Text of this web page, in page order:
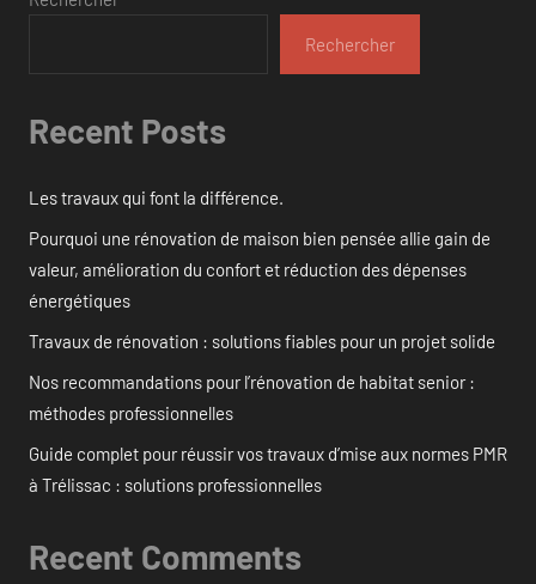
Rechercher
Recent Posts
Les travaux qui font la différence.
Pourquoi une rénovation de maison bien pensée allie gain de
valeur, amélioration du confort et réduction des dépenses
énergétiques
Travaux de rénovation : solutions fiables pour un projet solide
Nos recommandations pour l’rénovation de habitat senior :
méthodes professionnelles
Guide complet pour réussir vos travaux d’mise aux normes PMR
à Trélissac : solutions professionnelles
Recent Comments